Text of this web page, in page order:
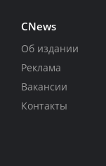
CNews
Об издании
Реклама
Вакансии
Контакты